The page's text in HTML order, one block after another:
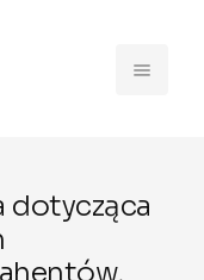
dotycząca